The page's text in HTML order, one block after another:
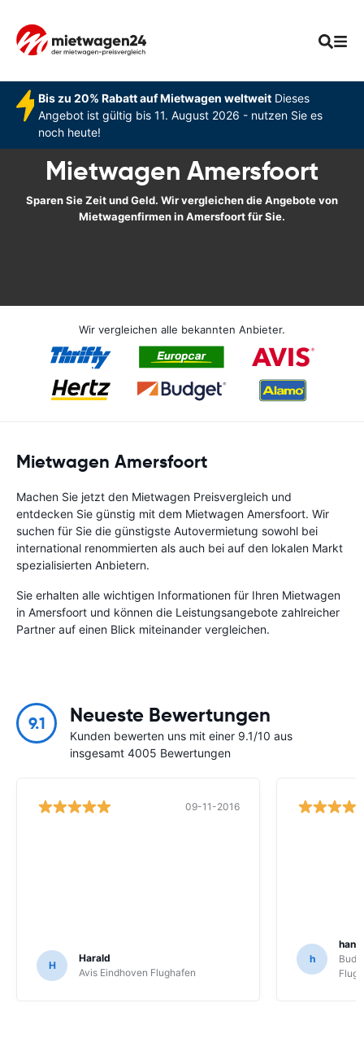
Bis zu 20% Rabatt auf Mietwagen weltweitDieses
Angebot ist gültig bis 11. August 2026 - nutzen Sie es
noch heute!
Mietwagen Amersfoort
Sparen Sie Zeit und Geld. Wir vergleichen die Angebote von
Mietwagenfirmen in Amersfoort für Sie.
Wir vergleichen alle bekannten Anbieter.
Mietwagen Amersfoort
Machen Sie jetzt den Mietwagen Preisvergleich und
entdecken Sie günstig mit dem Mietwagen Amersfoort. Wir
suchen für Sie die günstigste Autovermietung sowohl bei
international renommierten als auch bei auf den lokalen Markt
spezialisierten Anbietern.
Sie erhalten alle wichtigen Informationen für Ihren Mietwagen
in Amersfoort und können die Leistungsangebote zahlreicher
Partner auf einen Blick miteinander vergleichen.
9.1 Neueste Bewertungen
Kunden bewerten uns mit einer 9.1/10 aus
insgesamt 4005 Bewertungen
09-11-2016
H
Harald
Avis Eindhoven Flughafen
h
hans